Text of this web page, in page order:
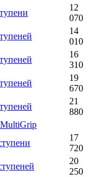
12
070
14
010
16
310
19
670
21
880
MultiGrip
17
720
20
250